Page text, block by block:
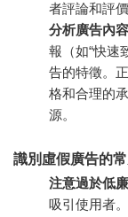
者評論和評
分析廣告內容
報（如“快速
告的特徵。
格和合理的
源。
識別虛假廣告的
注意過於低
吸引使用者